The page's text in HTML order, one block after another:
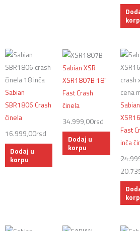
Sabian
SBR1806 Crash
činela
16.999,00rsd
Dodaj u
korpu
Sabian XSR
XSR1807B 18"
Fast Crash
činela
34.999,00rsd
Dodaj u
korpu
Sabian
Fast
inča
cena
je
bila: